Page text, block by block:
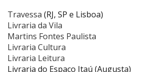
Travessa (RJ, SP e Lisboa)
Livraria da Vila
Martins Fontes Paulista
Livraria Cultura
Livraria Leitura
Livraria do Espaço Itaú (Augusta)